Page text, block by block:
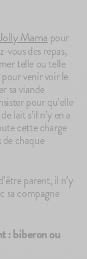
Mamapour
des repas,
telle ou telle
venir voir le
sa viande
pour qu’elle
lait s’il n’y en a
cette charge
chaque
parent, il n’y
sa compagne
: biberon ou